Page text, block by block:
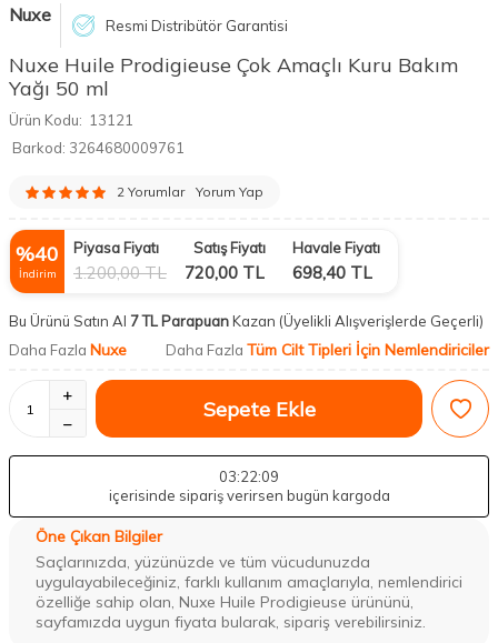
Nuxe Resmi Distribütör Garantisi
Nuxe Huile Prodigieuse Çok Amaçlı Kuru Bakım
Yağı 50 ml
Ürün Kodu: 13121
Barkod: 3264680009761
2 Yorumlar Yorum Yap
%40
İndirim
Piyasa Fiyatı
1.200,00TL
Satış Fiyatı
720,00 TL
Havale Fiyatı
698,40 TL
Bu Ürünü Satın Al 7 TL ParapuanKazan (Üyelikli Alışverişlerde Geçerli)
Daha Fazla Nuxe Daha Fazla Tüm Cilt Tipleri İçin Nemlendiriciler
Sepete Ekle
03:22:09
içerisinde sipariş verirsen bugün kargoda
Öne Çıkan Bilgiler
Saçlarınızda, yüzünüzde ve tüm vücudunuzda
uygulayabileceğiniz, farklı kullanım amaçlarıyla, nemlendirici
özelliğe sahip olan, Nuxe Huile Prodigieuse ürününü,
sayfamızda uygun fiyata bularak, sipariş verebilirsiniz.